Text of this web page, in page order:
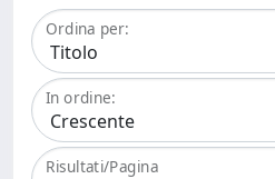
Ordina per:
In ordine:
Risultati/Pagina